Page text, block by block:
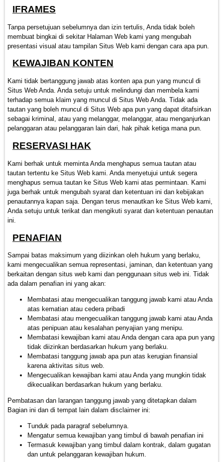
IFRAMES
Tanpa persetujuan sebelumnya dan izin tertulis, Anda tidak boleh
membuat bingkai di sekitar Halaman Web kami yang mengubah
presentasi visual atau tampilan Situs Web kami dengan cara apa pun.
KEWAJIBAN KONTEN
Kami tidak bertanggung jawab atas konten apa pun yang muncul di
Situs Web Anda. Anda setuju untuk melindungi dan membela kami
terhadap semua klaim yang muncul di Situs Web Anda. Tidak ada
tautan yang boleh muncul di Situs Web apa pun yang dapat ditafsirkan
sebagai kriminal, atau yang melanggar, melanggar, atau menganjurkan
pelanggaran atau pelanggaran lain dari, hak pihak ketiga mana pun.
RESERVASI HAK
Kami berhak untuk meminta Anda menghapus semua tautan atau
tautan tertentu ke Situs Web kami. Anda menyetujui untuk segera
menghapus semua tautan ke Situs Web kami atas permintaan. Kami
juga berhak untuk mengubah syarat dan ketentuan ini dan kebijakan
penautannya kapan saja. Dengan terus menautkan ke Situs Web kami,
Anda setuju untuk terikat dan mengikuti syarat dan ketentuan penautan
ini.
PENAFIAN
Sampai batas maksimum yang diizinkan oleh hukum yang berlaku,
kami mengecualikan semua representasi, jaminan, dan ketentuan yang
berkaitan dengan situs web kami dan penggunaan situs web ini. Tidak
ada dalam penafian ini yang akan:
Membatasi atau mengecualikan tanggung jawab kami atau Anda
atas kematian atau cedera pribadi
Membatasi atau mengecualikan tanggung jawab kami atau Anda
atas penipuan atau kesalahan penyajian yang menipu.
Membatasi kewajiban kami atau Anda dengan cara apa pun yang
tidak diizinkan berdasarkan hukum yang berlaku.
Membatasi tanggung jawab apa pun atas kerugian finansial
karena aktivitas situs web.
Mengecualikan kewajiban kami atau Anda yang mungkin tidak
dikecualikan berdasarkan hukum yang berlaku.
Pembatasan dan larangan tanggung jawab yang ditetapkan dalam
Bagian ini dan di tempat lain dalam disclaimer ini:
Tunduk pada paragraf sebelumnya.
Mengatur semua kewajiban yang timbul di bawah penafian ini
Termasuk kewajiban yang timbul dalam kontrak, dalam gugatan
dan untuk pelanggaran kewajiban hukum.